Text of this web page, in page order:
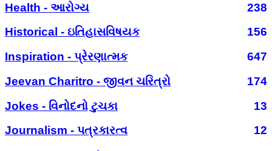
Health - આરોગ્ય
238
Historical - ઇતિહાસવિષયક
156
Inspiration - પ્રેરણાત્મક
647
Jeevan Charitro - જીવન ચરિત્રો
174
Jokes - વિનોદનો ટુચકા
13
Journalism - પત્રકારત્વ
12